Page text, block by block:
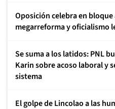
Oposición celebra en
megarreforma y oficialismo
Se suma a los latidos: PNL
Karin sobre acoso laboral y
sistema
El golpe de Lincolao a las